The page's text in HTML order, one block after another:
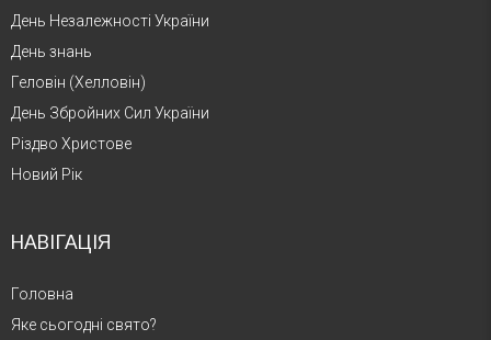
День Незалежності України
День знань
Геловін (Хелловін)
День Збройних Сил України
Різдво Христове
Новий Рік
НАВІГАЦІЯ
Головна
Яке сьогодні свято?